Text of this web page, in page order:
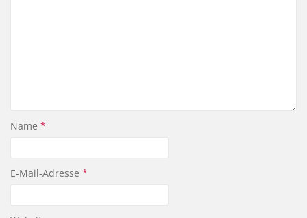
Name *
E-Mail-Adresse *